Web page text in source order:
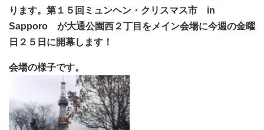
ります。第１５回ミュンヘン・クリスマス市 in
Sapporo が大通公園西２丁目をメイン会場に今週の金曜
日２５日に開幕します！
会場の様子です。